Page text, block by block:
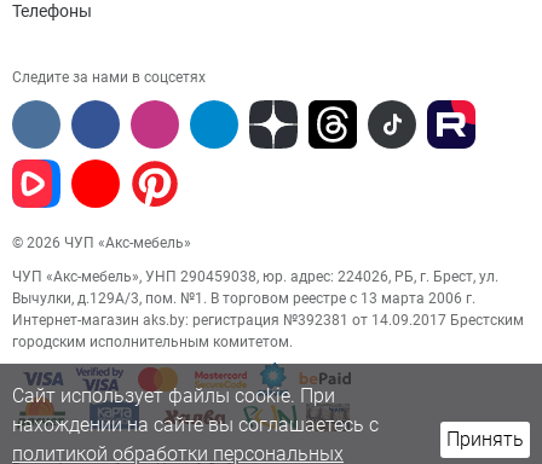
Телефоны
Следите за нами в соцсетях
© 2026 ЧУП «Акс-мебель»
ЧУП «Акс-мебель», УНП 290459038, юр. адрес: 224026, РБ, г. Брест, ул.
Вычулки, д.129А/3, пом. №1. В торговом реестре с 13 марта 2006 г.
Интернет-магазин aks.by: регистрация №392381 от 14.09.2017 Брестским
городским исполнительным комитетом.
Сайт использует файлы cookie. При
нахождении на сайте вы соглашаетесь с
политикой обработки персональных
Принять